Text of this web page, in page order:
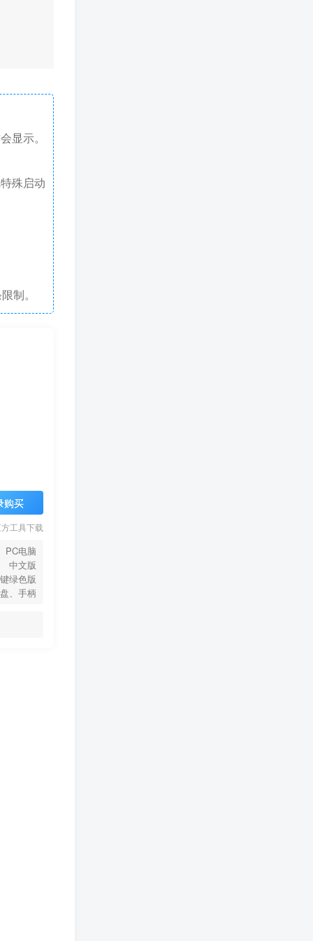
显示。
殊启动
制。
购买
工具下载
PC电脑
中文版
绿色版
、手柄